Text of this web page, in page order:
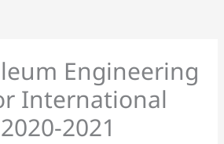
Engineering
International
2021